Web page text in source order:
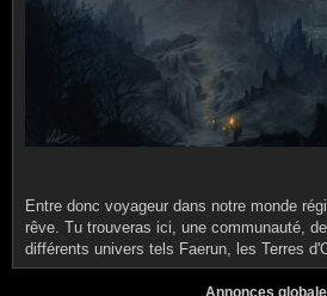
Entre donc voyageur dans notre monde
rêve. Tu trouveras ici, une communauté,
différents univers tels Faerun, les Terres
Annonces